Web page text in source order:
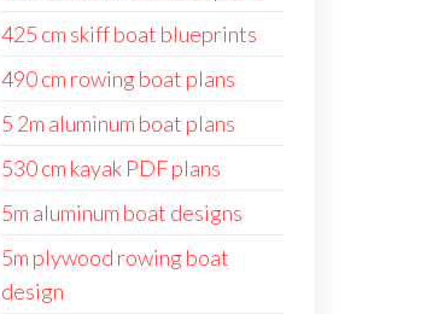
425 cm skiff boat blueprints
490 cm rowing boat plans
5 2m aluminum boat plans
530 cm kayak PDF plans
5m aluminum boat designs
5m plywood rowing boat
design